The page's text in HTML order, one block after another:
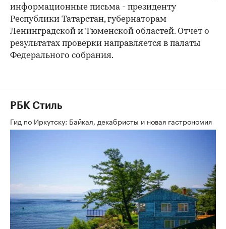
информационные письма - президенту
Республики Татарстан, губернаторам
Ленинградской и Тюменской областей. Отчет о
результатах проверки направляется в палаты
Федерального собрания.
РБК Стиль
Гид по Иркутску: Байкал, декабристы и новая гастрономия